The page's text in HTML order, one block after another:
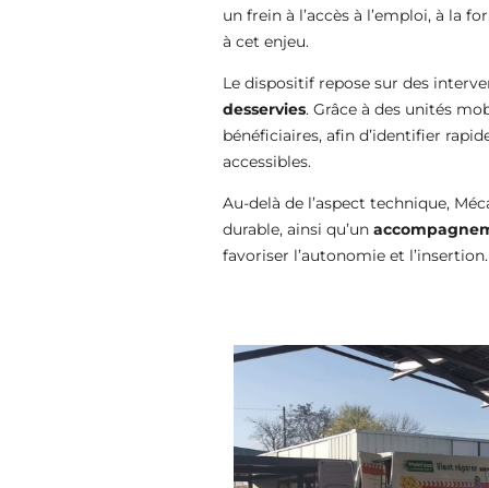
un frein à l’accès à l’emploi, à la
à cet enjeu.
Le dispositif repose sur des
desservies. Grâce à des unités
bénéficiaires, afin d’identifier
accessibles.
Au-delà de l’aspect technique,
durable, ainsi qu’un
favoriser l’autonomie et l’insertion.